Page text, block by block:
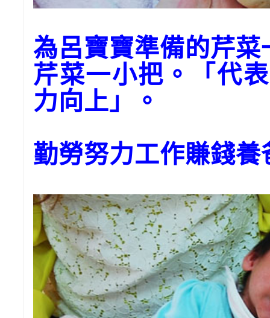
為呂寶寶準備的芹
芹菜一小把。「代
力向上」。
勤勞努力工作賺錢養